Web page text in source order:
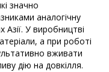
значно
аналогічну
Азії. У виробництві
а при роботі
вживати
дію на довкілля.